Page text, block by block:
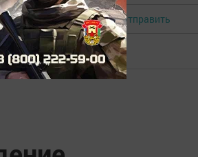
Авторизоваться Отправить